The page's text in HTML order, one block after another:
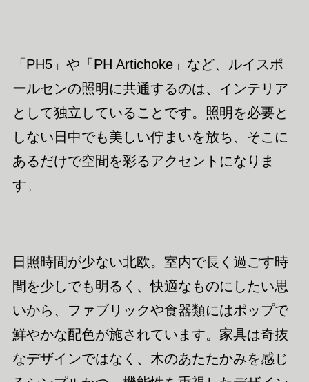
「PH5」や「PH Artichoke」など、ルイスポ
ールセンの照明に共通するのは、インテリア
として独立していることです。照明を必要と
しない日中でも美しい佇まいを放ち、そこに
あるだけで空間を彩るアクセントになりま
す。
日照時間が少ない北欧。室内で長く過ごす時
間を少しでも明るく、快適なものにしたい思
いから、ファブリックや食器類にはポップで
鮮やかな配色が施されています。家具は奇抜
なデザインではなく、木のあたたかみを感じ